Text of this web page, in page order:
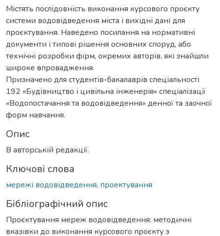
Містять послідовність виконання курсового проєкту
системи водовідведення міста і вихідні дані для
проєктування. Наведено посилання на нормативні
документи і типові рішення основних споруд, або
технічні розробки фірм, окремих авторів, які знайшли
широке впровадження.
Призначено для студентів-бакалаврів спеціальності
192 «Будівництво і цивільна інженерія» спеціалізації
«Водопостачання та водовідведення» денної та заочної
форм навчання.
Опис
В авторській редакції.
Ключові слова
мережі водовідведення, проектування
Бібліографічний опис
Проєктування мереж водовідведення: методичні
вказівки до виконання курсового проєкту з